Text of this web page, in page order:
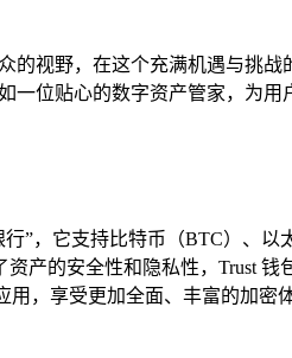
视野，在这个充满机遇与挑
位贴心的数字资产管家，为
”，它支持比特币（BTC）、
产的安全性和隐私性，Trust
，享受更加全面、丰富的加密体